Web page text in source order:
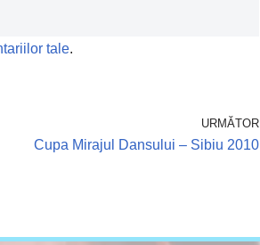
tale.
URMĂTOR
Cupa Mirajul Dansului – Sibiu 2010